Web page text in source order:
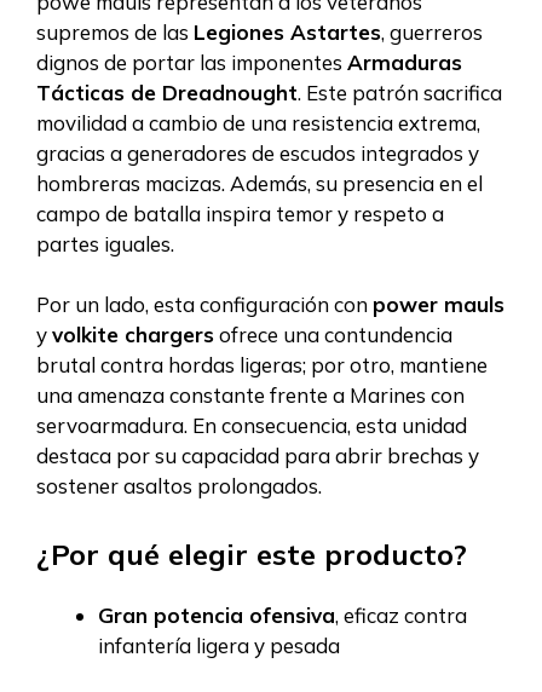
supremos de las Legiones Astartes, guerreros
dignos de portar las imponentes Armaduras
Tácticas de Dreadnought. Este patrón sacrifica
movilidad a cambio de una resistencia extrema,
gracias a generadores de escudos integrados y
hombreras macizas. Además, su presencia en el
campo de batalla inspira temor y respeto a
partes iguales.
Por un lado, esta configuración con power mauls
yvolkite chargersofrece una contundencia
brutal contra hordas ligeras; por otro, mantiene
una amenaza constante frente a Marines con
servoarmadura. En consecuencia, esta unidad
destaca por su capacidad para abrir brechas y
sostener asaltos prolongados.
¿Por qué elegir este producto?
Gran potencia ofensiva, eficaz contra
infantería ligera y pesada